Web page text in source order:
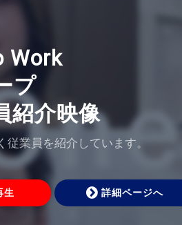
Work
プ
紹介映像
従業員を紹介しています。
生 詳細ページへ